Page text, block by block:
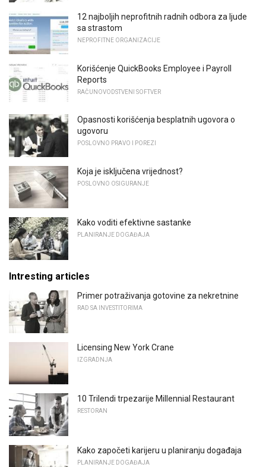
12 najboljih neprofitnih radnih odbora za ljude
sa strastom
NEPROFITNE ORGANIZACIJE
Korišćenje QuickBooks Employee i Payroll
Reports
RAČUNOVODSTVENI SOFTVER
Opasnosti korišćenja besplatnih ugovora o
ugovoru
POSLOVNO PRAVO I POREZI
Koja je isključena vrijednost?
POSLOVNO OSIGURANJE
Kako voditi efektivne sastanke
PLANIRANJE DOGAĐAJA
Intresting articles
Primer potraživanja gotovine za nekretnine
RAD SA INVESTITORIMA
Licensing New York Crane
IZGRADNJA
10 Trilendi trpezarije Millennial Restaurant
RESTORAN
Kako započeti karijeru u planiranju događaja
PLANIRANJE DOGAĐAJA